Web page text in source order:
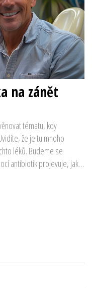
na zánět
tématu, kdy
že je tu mnoho
léků. Budeme se
antibiotik projevuje, jak
léčby. Jste připraveni
to!